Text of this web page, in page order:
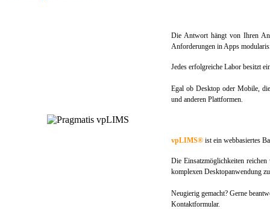
Die Antwort hängt von Ihren
Anforderungen in Apps
Jedes erfolgreiche Labor besitzt
Egal ob Desktop oder Mobile,
und anderen Plattformen.
vpLIMS® ist ein webbasiertes
Die Einsatzmöglichkeiten
komplexen Desktopanwendung
Neugierig gemacht? Gerne
Kontaktformular.